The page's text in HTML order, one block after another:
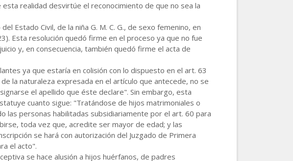
realidad desvirtúe el reconocimiento de que no sea la
Estado Civil, de la niña G. M. C. G., de sexo femenino, en
Esta resolución quedó firme en el proceso ya que no fue
y, en consecuencia, también quedó firme el acta de
ya que estaría en colisión con lo dispuesto en el art. 63
la naturaleza expresada en el artículo que antecede, no se
el apellido que éste declare". Sin embargo, esta
cuanto sigue: "Tratándose de hijos matrimoniales o
personas habilitadas subsidiariamente por el art. 60 para
toda vez que, acredite ser mayor de edad; y las
se hará con autorización del Juzgado de Primera
el acto".
se hace alusión a hijos huérfanos, de padres